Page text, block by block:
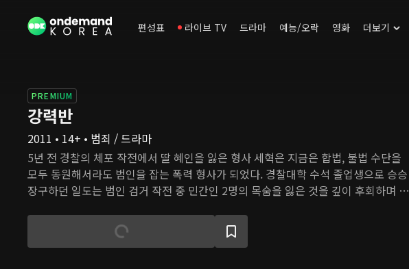
편성표 라이브 TV 드라마 예능/오락 영화 더보기
PREMIUM
강력반
2011 • 14+ • 범죄 / 드라마
5년 전 경찰의 체포 작전에서 딸 혜인을 잃은 형사 세혁은 지금은 합법, 불법 수단을
모두 동원해서라도 범인을 잡는 폭력 형사가 되었다. 경찰대학 수석 졸업생으로 승승
장구하던 일도는 범인 검거 작전 중 민간인 2명의 목숨을 잃은 것을 깊이 후회하며 강
건들을 해결하러 나선다.